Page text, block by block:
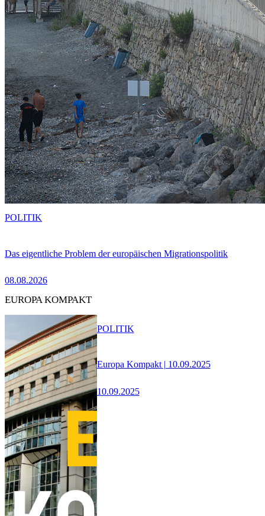
Das eigentliche Problem der europäischen Migrationspolitik
08.08.2026
POLITIK
EUROPA KOMPAKT
Europa Kompakt | 10.09.2025
10.09.2025
POLITIK